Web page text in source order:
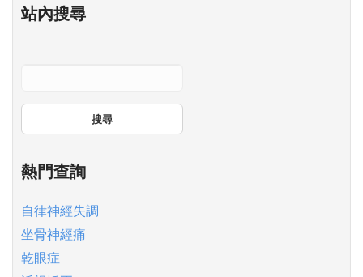
站內搜尋
搜尋
熱門查詢
自律神經失調
坐骨神經痛
乾眼症